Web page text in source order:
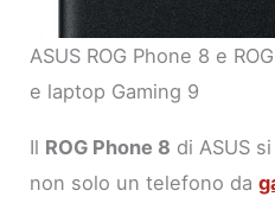
ASUS ROG Phone 8 e
e laptop Gaming 9
Il ROG Phone 8 di ASUS
non solo un telefono da